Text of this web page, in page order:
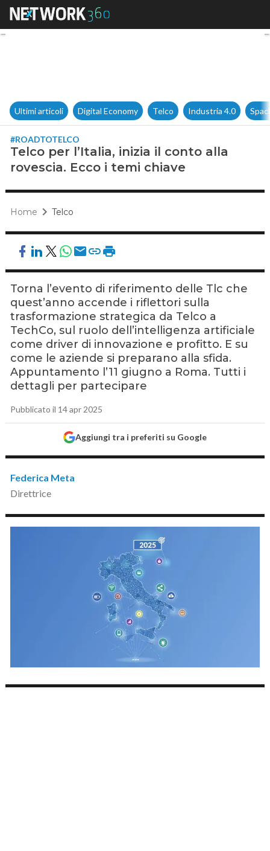
Telco per l’Italia, inizia il
Ultimi articoli Digital Economy Telco Industria 4.0
#ROADTOTELCO
Telco per l’Italia, inizia il conto alla
rovescia. Ecco i temi chiave
Home Telco
Torna l’evento di riferimento delle Tlc che
quest’anno accende i riflettori sulla
trasformazione strategica da Telco a
TechCo, sul ruolo dell’intelligenza artificiale
come driver di innovazione e profitto. E su
come le aziende si preparano alla sfida.
Appuntamento l’11 giugno a Roma. Tutti i
dettagli per partecipare
Pubblicato il 14 apr 2025
Aggiungi tra i preferiti su Google
Federica Meta
Direttrice